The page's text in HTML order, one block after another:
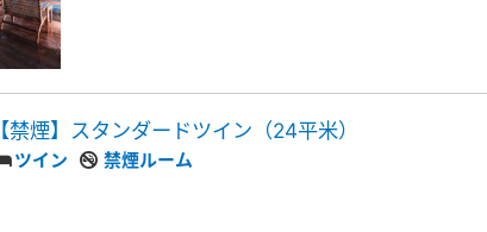
【禁煙】スタンダードツイン（24平米）
ツイン 禁煙ルーム